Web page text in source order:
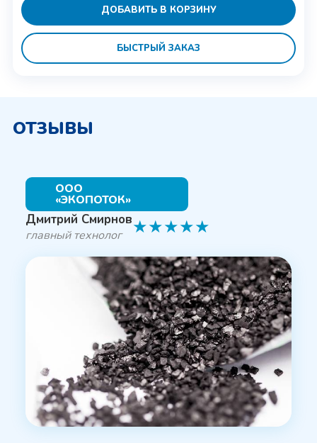
ДОБАВИТЬ В КОРЗИНУ
БЫСТРЫЙ ЗАКАЗ
ОТЗЫВЫ
ООО
«ЭКОПОТОК»
Дмитрий Смирнов
главный технолог ★★★★★